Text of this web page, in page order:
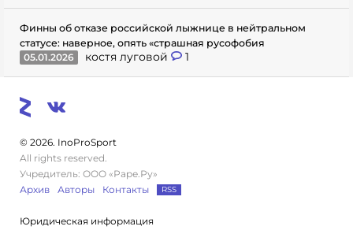
Финны об отказе российской лыжнице в нейтральном
статусе: наверное, опять «страшная русофобия
05.01.2026
костя луговой 1
© 2026. InoProSport
All rights reserved.
Учредитель: ООО «Раре.Ру»
Архив
Авторы Контакты RSS
Юридическая информация